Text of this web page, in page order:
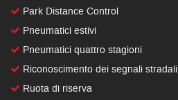
Park Distance Control
Pneumatici estivi
Pneumatici quattro stagioni
Riconoscimento dei segnali stradali
Ruota di riserva